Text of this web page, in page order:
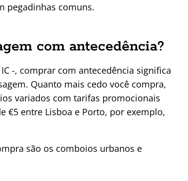
pegadinhas comuns.
com antecedência?
-, comprar com antecedência significa
Quanto mais cedo você compra,
variados com tarifas promocionais
€5 entre Lisboa e Porto, por exemplo,
são os comboios urbanos e